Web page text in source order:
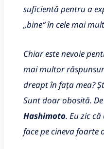
suficientă pentru a
„bine“ în cele mai
Chiar este nevoie
mai multor
dreapt în fața mea?
Sunt doar obosită.
Hashimoto. Eu zic
face pe cineva foarte